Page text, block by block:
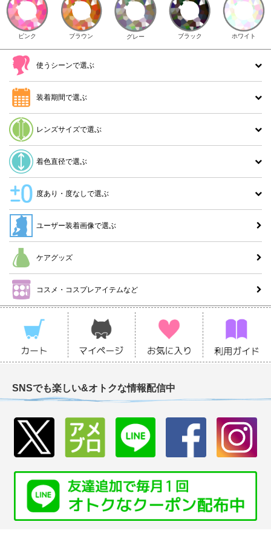
ピンク ブラウン グレー ブラック ホワイト
使うシーンで選ぶ
装着期間で選ぶ
レンズサイズで選ぶ
着色直径で選ぶ
度あり・度なしで選ぶ
ユーザー装着画像で選ぶ
ケアグッズ
コスメ・コスプレアイテムなど
SNSでも楽しい&オトクな情報配信中